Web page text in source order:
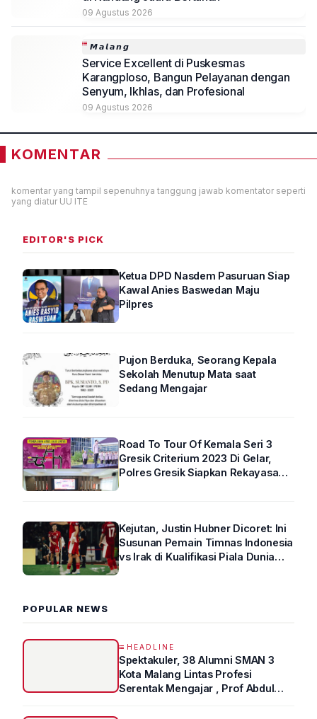
09 Agustus 2026
𝙈𝙖𝙡𝙖𝙣𝙜
Service Excellent di Puskesmas
Karangploso, Bangun Pelayanan dengan
Senyum, Ikhlas, dan Profesional
09 Agustus 2026
KOMENTAR
komentar yang tampil sepenuhnya tanggung jawab komentator seperti
yang diatur UU ITE
EDITOR'S PICK
Ketua DPD Nasdem Pasuruan Siap
Kawal Anies Baswedan Maju
Pilpres
Pujon Berduka, Seorang Kepala
Sekolah Menutup Mata saat
Sedang Mengajar
Road To Tour Of Kemala Seri 3
Gresik Criterium 2023 Di Gelar,
Polres Gresik Siapkan Rekayasa
Kejutan, Justin Hubner Dicoret: Ini
Susunan Pemain Timnas Indonesia
vs Irak di Kualifikasi Piala Dunia
POPULAR NEWS
HEADLINE
Spektakuler, 38 Alumni SMAN 3
Kota Malang Lintas Profesi
Serentak Mengajar , Prof Abdul